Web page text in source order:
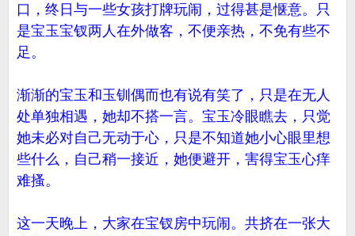
口，终日与一些女孩打牌玩闹，过得甚是惬意。只
是宝玉宝钗两人在外做客，不便亲热，不免有些不
足。
渐渐的宝玉和玉钏偶而也有说有笑了，只是在无人
处单独相遇，她却不搭一言。宝玉冷眼瞧去，只觉
她未必对自己无动于心，只是不知道她小心眼里想
些什么，自己稍一接近，她便避开，害得宝玉心痒
难搔。
这一天晚上，大家在宝钗房中玩闹。共挤在一张大